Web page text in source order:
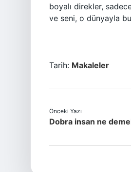
boyalı direkler,
ve seni, o dünyayla
Tarih: Makaleler
Önceki Yazı
Dobra insan ne